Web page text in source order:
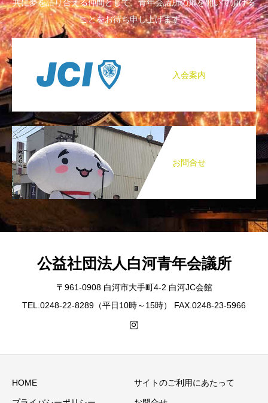
共に夢を語り合える仲間として、青年会議所の扉を開いて頂ける
ことをお待ち申し上げます。
入会案内
お問合せ
公益社団法人白河青年会議所
〒961-0908 白河市大手町4-2 白河JC会館
TEL.0248-22-8289（平日10時～15時） FAX.0248-23-5966
HOME サイトのご利用にあたって